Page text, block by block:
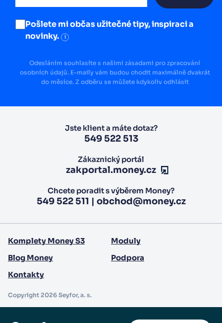
Pošlete mi občas užitečné tipy, inspiraci a
novinky.
i
Odesláním souhlasíte s našimi zásadami pro zpracování
osobních údajů. E-maily vám budou chodit maximálně dvakrát
do měsíce. Z odběru se můžete kdykoliv odhlásit
Jste klient a máte dotaz?
549 522 513
Zákaznický portál
zakportal.money.cz
Chcete poradit s výběrem Money?
549 522 511 | obchod@money.cz
Komplety Money S3
Moduly
Blog Money
Podpora
Kontakty
Copyright 2026 Seyfor, a. s.